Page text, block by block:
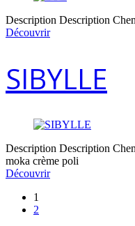
Description Description
Découvrir
SIBYLLE
Description Description
moka crème poli
Découvrir
1
2